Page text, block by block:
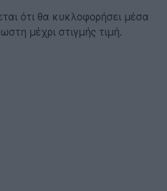
ότι θα κυκλοφορήσει μέσα
μέχρι στιγμής τιμή.